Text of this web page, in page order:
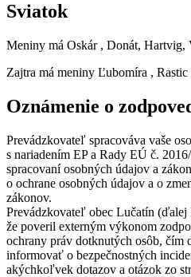
Sviatok
Meniny má Oskár , Donát, Hartvig,
Zajtra má meniny Ľubomíra , Rastic
Oznámenie o
Prevádzkovateľ spracováva vaše
s nariadením EP a Rady EÚ č.
spracovaní osobných údajov a
o ochrane osobných údajov a o
zákonov.
Prevádzkovateľ obec Lučatín
že poveril externým výkonom
ochrany práv dotknutých osôb, čím
informovať o bezpečnostných
akýchkoľvek dotazov a otázok zo